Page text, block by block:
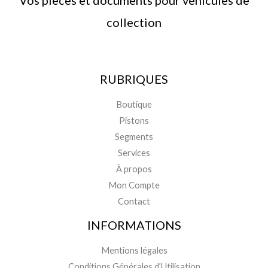
collection
RUBRIQUES
Boutique
Pistons
Segments
Services
À propos
Mon Compte
Contact
INFORMATIONS
Mentions légales